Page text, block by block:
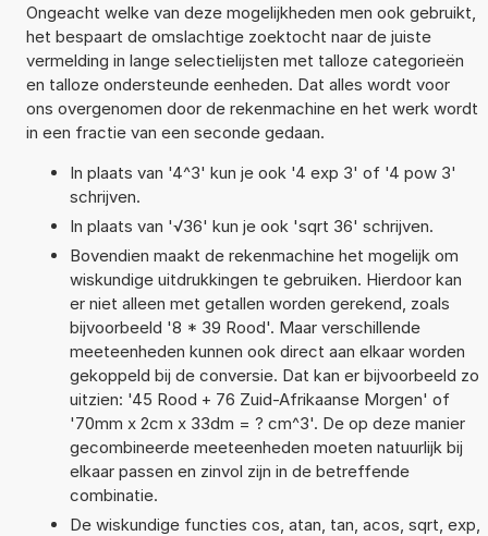
Ongeacht welke van deze mogelijkheden men ook gebruikt,
het bespaart de omslachtige zoektocht naar de juiste
vermelding in lange selectielijsten met talloze categorieën
en talloze ondersteunde eenheden. Dat alles wordt voor
ons overgenomen door de rekenmachine en het werk wordt
in een fractie van een seconde gedaan.
In plaats van '4^3' kun je ook '4 exp 3' of '4 pow 3'
schrijven.
In plaats van '√36' kun je ook 'sqrt 36' schrijven.
Bovendien maakt de rekenmachine het mogelijk om
wiskundige uitdrukkingen te gebruiken. Hierdoor kan
er niet alleen met getallen worden gerekend, zoals
bijvoorbeeld '8 * 39 Rood'. Maar verschillende
meeteenheden kunnen ook direct aan elkaar worden
gekoppeld bij de conversie. Dat kan er bijvoorbeeld zo
uitzien: '45 Rood + 76 Zuid-Afrikaanse Morgen' of
'70mm x 2cm x 33dm = ? cm^3'. De op deze manier
gecombineerde meeteenheden moeten natuurlijk bij
elkaar passen en zinvol zijn in de betreffende
combinatie.
De wiskundige functies cos, atan, tan, acos, sqrt, exp,